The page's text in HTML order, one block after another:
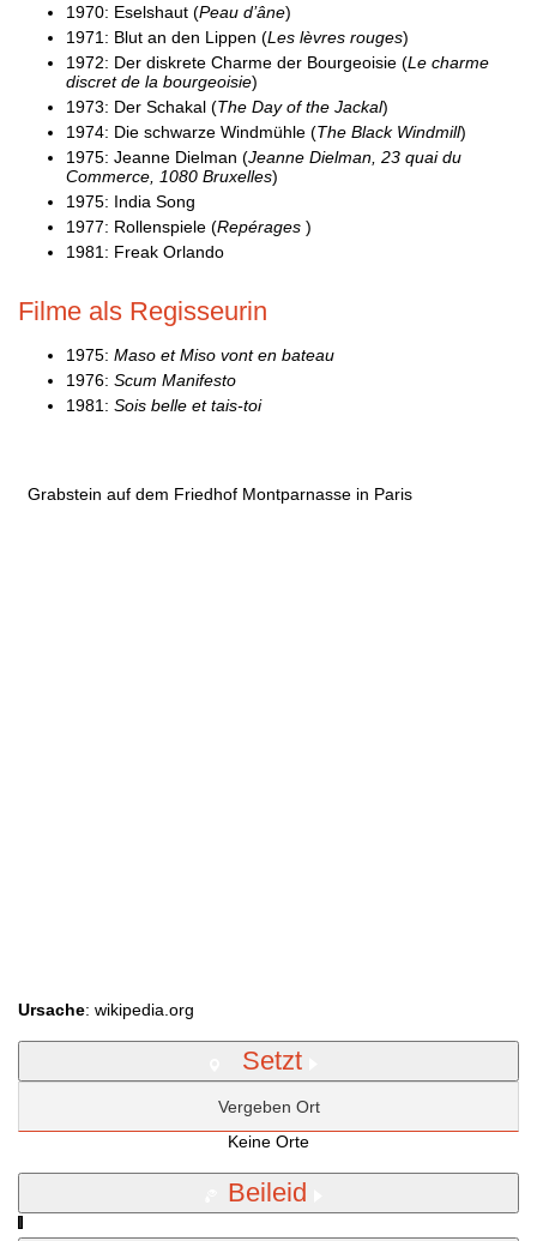
1970: Eselshaut (Peau d’âne)
1971: Blut an den Lippen (Les lèvres rouges)
1972: Der diskrete Charme der Bourgeoisie (Le charme
discret de la bourgeoisie)
1973: Der Schakal (The Day of the Jackal)
1974: Die schwarze Windmühle (The Black Windmill)
1975: Jeanne Dielman (Jeanne Dielman, 23 quai du
Commerce, 1080 Bruxelles)
1975: India Song
1977: Rollenspiele (Repérages )
1981: Freak Orlando
Filme als Regisseurin
1975: Maso et Miso vont en bateau
1976: Scum Manifesto
1981: Sois belle et tais-toi
Grabstein auf dem Friedhof Montparnasse in Paris
Ursache: wikipedia.org
Setzt
Vergeben Ort
Keine Orte
Beileid